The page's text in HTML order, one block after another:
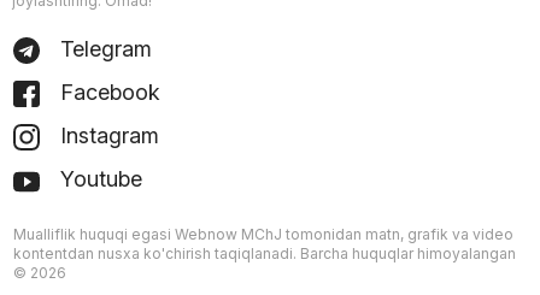
Telegram
Facebook
Instagram
Youtube
Mualliflik huquqi egasi Webnow MChJ tomonidan matn, grafik va video
kontentdan nusxa ko'chirish taqiqlanadi. Barcha huquqlar himoyalangan
© 2026